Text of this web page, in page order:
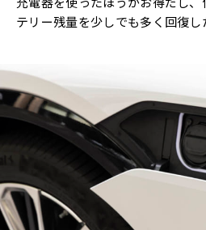
テリー残量を少しでも多く回復し